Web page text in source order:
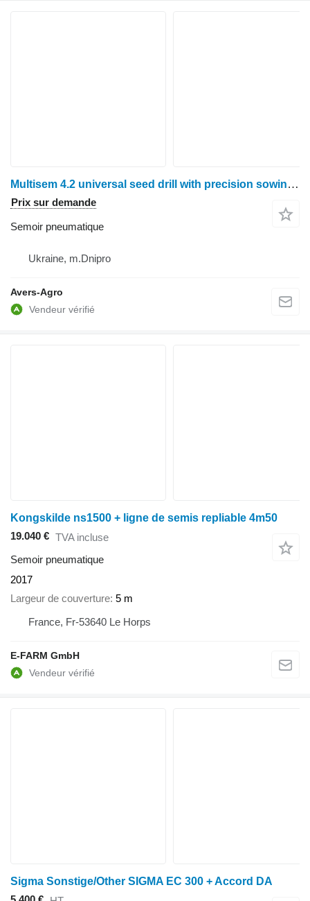
Multisem 4.2 universal seed drill with precision sowing function
Prix sur demande
Semoir pneumatique
Ukraine, m.Dnipro
Avers-Agro
Kongskilde ns1500 + ligne de semis repliable 4m50
19.040 € TVA incluse
Semoir pneumatique
2017
Largeur de couverture 5 m
France, Fr-53640 Le Horps
E-FARM GmbH
Sigma Sonstige/Other SIGMA EC 300 + Accord DA